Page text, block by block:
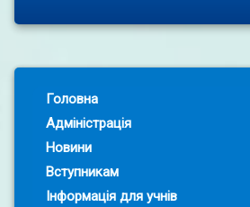
Головна
Адміністрація
Новини
Вступникам
Інформація для учнів